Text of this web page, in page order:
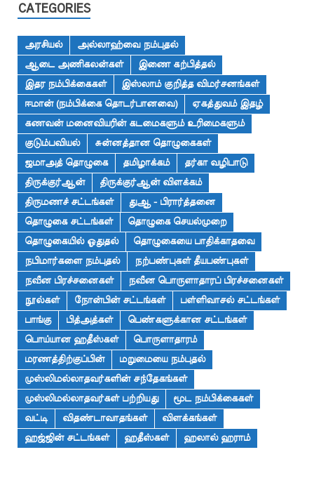
CATEGORIES
அரசியல்
அல்லாஹ்வை நம்புதல்
ஆடை அணிகலன்கள்
இணை கற்பித்தல்
இதர நம்பிக்கைகள்
இஸ்லாம் குறித்த விமர்சனங்கள்
ஈமான் (நம்பிக்கை தொடர்பானவை)
ஏகத்துவம் இதழ்
கணவன் மனைவியரின் கடமைகளும் உரிமைகளும்
குடும்பவியல்
சுன்னத்தான தொழுகைகள்
ஜமாஅத் தொழுகை
தமிழாக்கம்
தர்கா வழிபாடு
திருக்குர்ஆன்
திருக்குர்ஆன் விளக்கம்
திருமணச் சட்டங்கள்
துஆ - பிரார்த்தனை
தொழுகை சட்டங்கள்
தொழுகை செயல்முறை
தொழுகையில் ஓதுதல்
தொழுகையை பாதிக்காதவை
நபிமார்களை நம்புதல்
நற்பண்புகள் தீயபண்புகள்
நவீன பிரச்சனைகள்
நவீன பொருளாதாரப் பிரச்சனைகள்
நூல்கள்
நோன்பின் சட்டங்கள்
பள்ளிவாசல் சட்டங்கள்
பாங்கு
பித்அத்கள்
பெண்களுக்கான சட்டங்கள்
பொய்யான ஹதீஸ்கள்
பொருளாதாரம்
மரணத்திற்குப்பின்
மறுமையை நம்புதல்
முஸ்லிமல்லாதவர்களின் சந்தேகங்கள்
முஸ்லிமல்லாதவர்கள் பற்றியது
மூட நம்பிக்கைகள்
வட்டி
விதண்டாவாதங்கள்
விளக்கங்கள்
ஹஜ்ஜின் சட்டங்கள்
ஹதீஸ்கள் ஹலால் ஹராம்